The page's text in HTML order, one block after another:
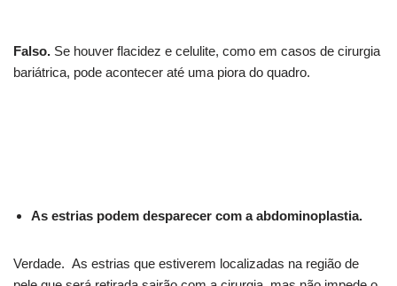
Falso. Se houver flacidez e celulite, como em casos de cirurgia
bariátrica, pode acontecer até uma piora do quadro.
As estrias podem desparecer com a abdominoplastia.
Verdade. As estrias que estiverem localizadas na região de